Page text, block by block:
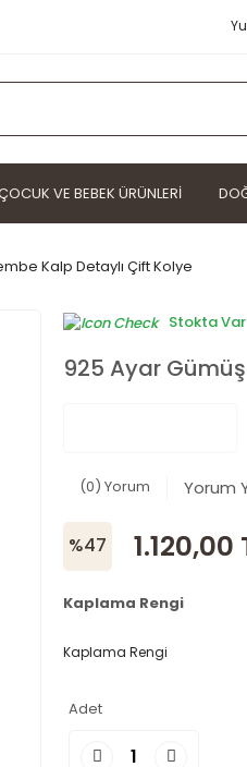
VE BEBEK ÜRÜNLERI
Kalp Detaylı Çift Kolye
Stokta Var
925 Ayar
(0) Yorum Yorum
%47 1.120,00
Kaplama Rengi
Kaplama Rengi
Adet